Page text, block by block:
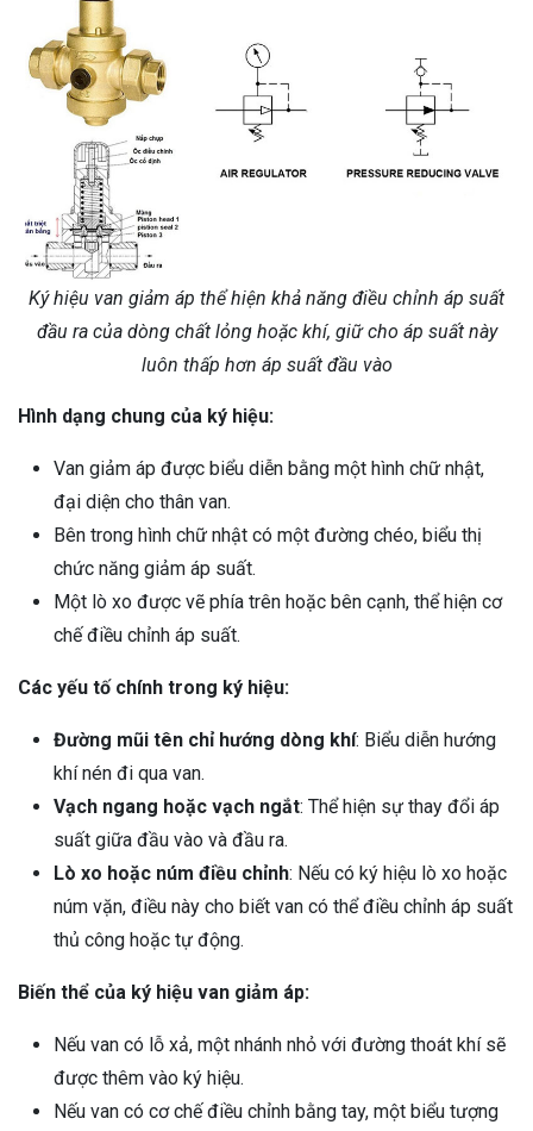
Ký hiệu van giảm áp thể hiện khả năng điều chỉnh áp suất
đầu ra của dòng chất lỏng hoặc khí, giữ cho áp suất này
luôn thấp hơn áp suất đầu vào
Hình dạng chung của ký hiệu:
Van giảm áp được biểu diễn bằng một hình chữ nhật,
đại diện cho thân van.
Bên trong hình chữ nhật có một đường chéo, biểu thị
chức năng giảm áp suất.
Một lò xo được vẽ phía trên hoặc bên cạnh, thể hiện cơ
chế điều chỉnh áp suất.
Các yếu tố chính trong ký hiệu:
Đường mũi tên chỉ hướng dòng khí: Biểu diễn hướng
khí nén đi qua van.
Vạch ngang hoặc vạch ngắt: Thể hiện sự thay đổi áp
suất giữa đầu vào và đầu ra.
Lò xo hoặc núm điều chỉnh: Nếu có ký hiệu lò xo hoặc
núm vặn, điều này cho biết van có thể điều chỉnh áp suất
thủ công hoặc tự động.
Biến thể của ký hiệu van giảm áp:
Nếu van có lỗ xả, một nhánh nhỏ với đường thoát khí sẽ
được thêm vào ký hiệu.
Nếu van có cơ chế điều chỉnh bằng tay, một biểu tượng